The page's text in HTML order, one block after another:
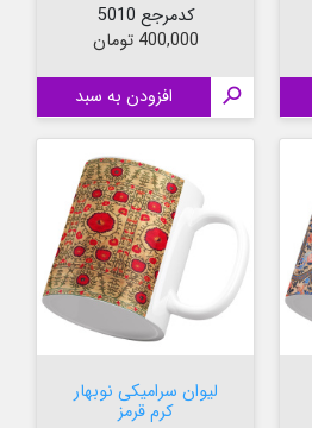
کدمرجع 5010
قیمت
400,000 تومان
 افزودن به سبد
لیوان سرامیکی نوبهار
کرم قرمز